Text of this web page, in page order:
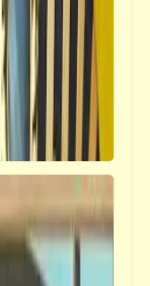
فيدراديو
من غرائب
اللقاحات |